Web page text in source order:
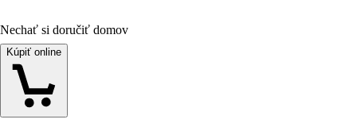
Nechať si doručiť domov
Kúpiť online